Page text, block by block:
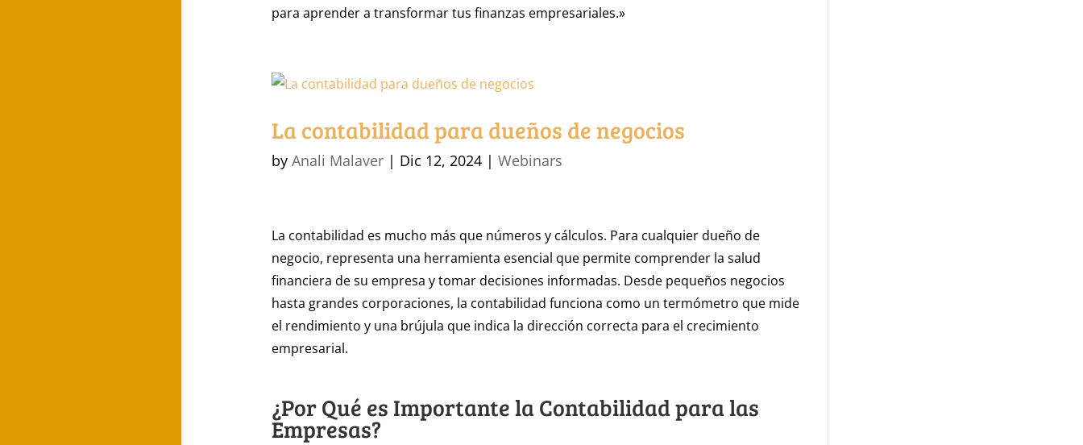
para aprender a transformar tus finanzas empresariales.»
La contabilidad para dueños de negocios
by Anali Malaver| Dic 12, 2024| Webinars
La contabilidad es mucho más que números y cálculos. Para cualquier dueño de
negocio, representa una herramienta esencial que permite comprender la salud
financiera de su empresa y tomar decisiones informadas. Desde pequeños negocios
hasta grandes corporaciones, la contabilidad funciona como un termómetro que mide
el rendimiento y una brújula que indica la dirección correcta para el crecimiento
empresarial.
¿Por Qué es Importante la Contabilidad para las
Empresas?